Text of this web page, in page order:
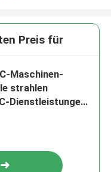
Preis für
Maschinen-
strahlen
Dienstleistungen